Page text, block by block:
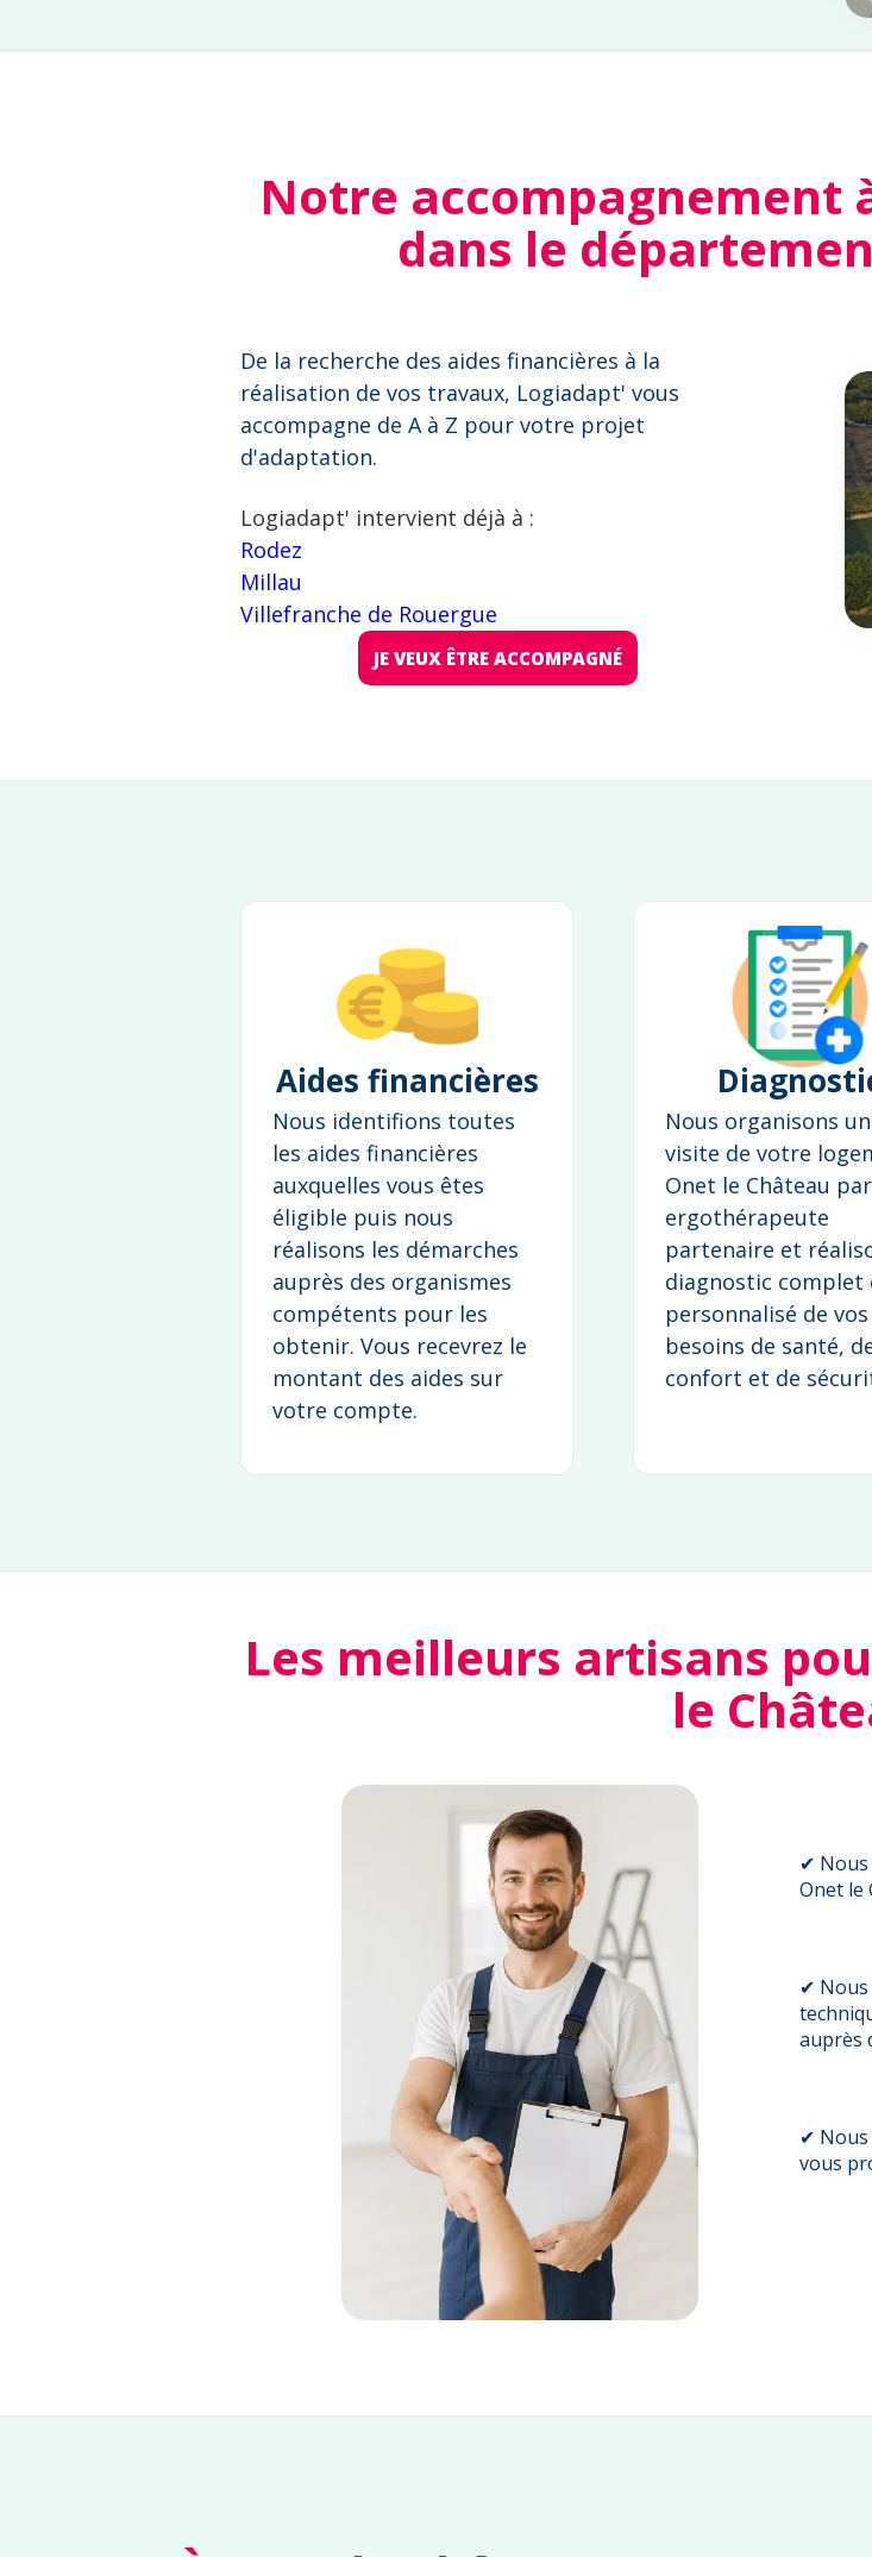
Notre accompagnement
dans le
De la recherche des aides financières à la
réalisation de vos travaux, Logiadapt' vous
accompagne de A à Z pour votre projet
d'adaptation.
Logiadapt' intervient déjà à :
Rodez
Millau
Villefranche de Rouergue
JE VEUX ÊTRE ACCOMPAGNÉ
Aides financières
Nous identifions toutes
les aides financières
auxquelles vous êtes
éligible puis nous
réalisons les démarches
auprès des organismes
compétents pour les
obtenir. Vous recevrez le
montant des aides sur
votre compte.
Nous organisons
visite de votre
Onet le Château
ergothérapeute
partenaire et
diagnostic complet
personnalisé de vos
besoins de santé,
confort et de
Les meilleurs artisans
le
✔ Nous
Onet le
✔ Nous
auprès
✔ Nous
vous